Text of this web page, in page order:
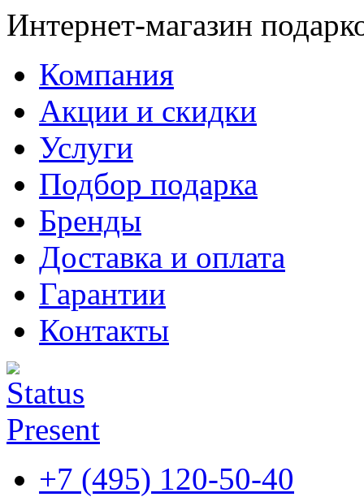
Интернет-магазин
Компания
Акции и скидки
Услуги
Подбор подарка
Бренды
Доставка и оплата
Гарантии
Контакты
+7 (495) 120-50-40